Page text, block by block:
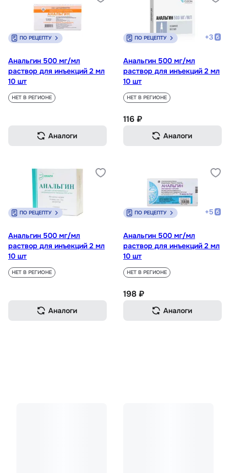
ПО РЕЦЕПТУ
Анальгин 500 мг/мл
раствор для инъекций 2 мл
10 шт
НЕТ В РЕГИОНЕ
Аналоги
ПО РЕЦЕПТУ +3
Анальгин 500 мг/мл
раствор для инъекций 2 мл
10 шт
НЕТ В РЕГИОНЕ
116 ₽
Аналоги
ПО РЕЦЕПТУ
Анальгин 500 мг/мл
раствор для инъекций 2 мл
10 шт
НЕТ В РЕГИОНЕ
Аналоги
ПО РЕЦЕПТУ +5
Анальгин 500 мг/мл
раствор для инъекций 2 мл
10 шт
НЕТ В РЕГИОНЕ
198 ₽
Аналоги